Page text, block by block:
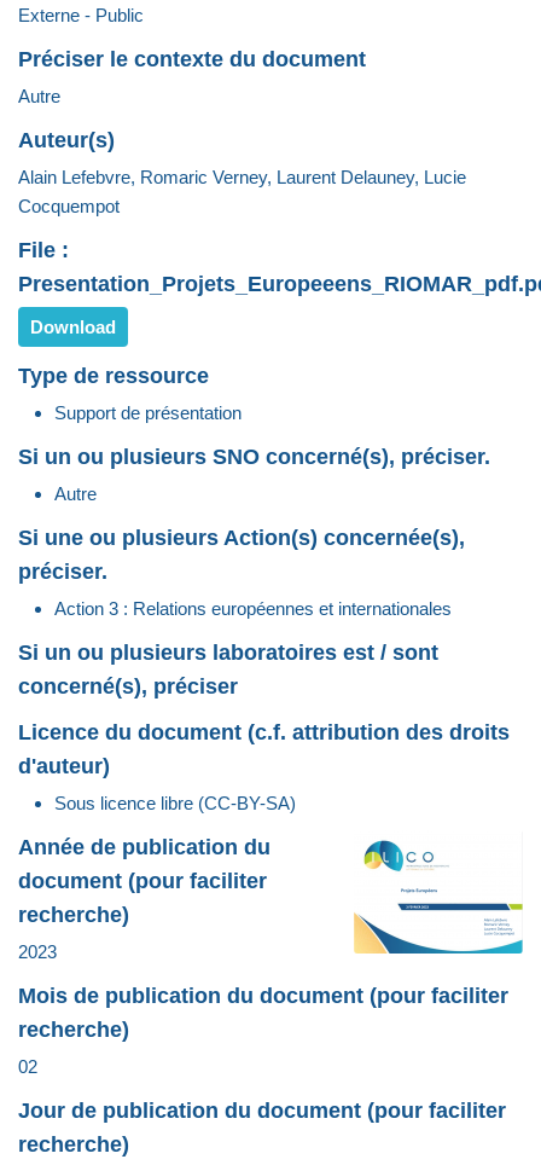
Externe - Public
Préciser le contexte du document
Autre
Auteur(s)
Alain Lefebvre, Romaric Verney, Laurent Delauney, Lucie
Cocquempot
File :
Download
Type de ressource
Support de présentation
Si un ou plusieurs SNO concerné(s), préciser.
Autre
Si une ou plusieurs Action(s) concernée(s),
préciser.
Action 3 : Relations européennes et internationales
Si un ou plusieurs laboratoires est / sont
concerné(s), préciser
Licence du document (c.f. attribution des droits
d'auteur)
Sous licence libre (CC-BY-SA)
Année de publication du
document (pour faciliter
recherche)
2023
Mois de publication du document (pour faciliter
recherche)
02
Jour de publication du document (pour faciliter
recherche)